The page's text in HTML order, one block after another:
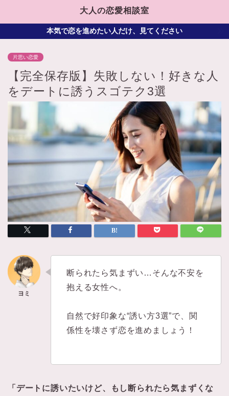
大人の恋愛相談室
本気で恋を進めたい人だけ、見てください
片思い恋愛
【完全保存版】失敗しない！好きな人
をデートに誘うスゴテク3選
断られたら気まずい…そんな不安を
抱える女性へ。
自然で好印象な“誘い方3選”で、関
係性を壊さず恋を進めましょう！
「デートに誘いたいけど、もし断られたら気まずくな